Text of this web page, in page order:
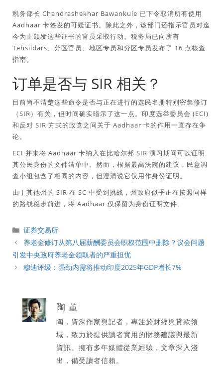
税务部长 Chandrashekhar Bawankule 已下令取消所有使用
Aadhaar 卡签发的可疑证书。除此之外，该部门还指示官员对迄
今为止颁发这些证书的官员采取行动。税务局已向所有
Tehsildars、分区官员、地区专员和分区专员发布了 16 点核查
指南。
订单是否与 SIR 相关？
目前尚不清楚这些命令是否与正在进行的选民名册特别密集修订
（SIR）有关，但时间确实暗示了这一点。印度选举委员会 (ECI)
和反对 SIR 方式的政党之间关于 Aadhaar 卡的作用一直存在争
论。
ECI 并未将 Aadhaar 卡纳入在比哈尔邦 SIR 演习期间可以证明
其公民身份的文件清单中。然而，根据最高法院的建议，民意调
查小组包含了相同的内容，但澄清说它仅用作身份证明。
由于其他州的 SIR 在 SC 中受到挑战，州政府似乎正在按照同样
的路线稳步前进，将 Aadhaar 仅保留为身份证明文件。
分
類
证券交易所
养老金修订从第八届薪酬委员会职权范围中删除？议会问题
引发中央政府养老金领取者的严重担忧
穆迪评级：强劲内需将推动印度2025年GDP增​​长7%
陶 董
陶，資深作家與記者，專注於財經與貸款領
域，致力於提供讀者實用的財務建議與最新
資訊。擁有多年媒體從業經驗，文章深入淺
出，備受讀者信賴。